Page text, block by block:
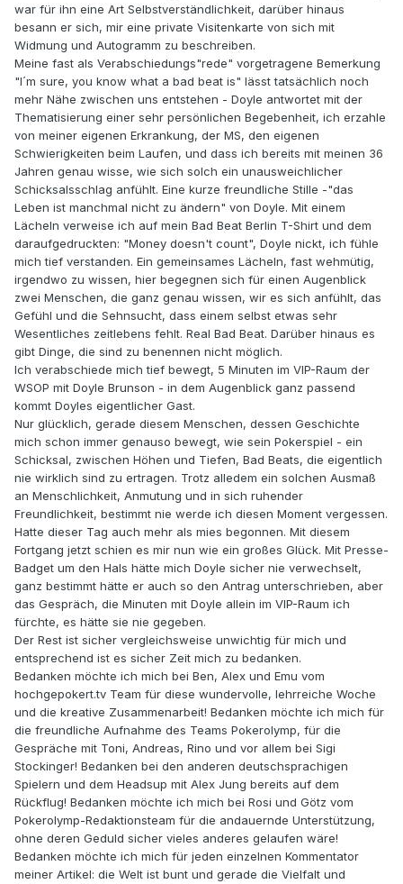
war für ihn eine Art Selbstverständlichkeit, darüber hinaus
besann er sich, mir eine private Visitenkarte von sich mit
Widmung und Autogramm zu beschreiben.
Meine fast als Verabschiedungs"rede" vorgetragene Bemerkung
"I´m sure, you know what a bad beat is" lässt tatsächlich noch
mehr Nähe zwischen uns entstehen - Doyle antwortet mit der
Thematisierung einer sehr persönlichen Begebenheit, ich erzahle
von meiner eigenen Erkrankung, der MS, den eigenen
Schwierigkeiten beim Laufen, und dass ich bereits mit meinen 36
Jahren genau wisse, wie sich solch ein unausweichlicher
Schicksalsschlag anfühlt. Eine kurze freundliche Stille -"das
Leben ist manchmal nicht zu ändern" von Doyle. Mit einem
Lächeln verweise ich auf mein Bad Beat Berlin T-Shirt und dem
daraufgedruckten: "Money doesn't count", Doyle nickt, ich fühle
mich tief verstanden. Ein gemeinsames Lächeln, fast wehmütig,
irgendwo zu wissen, hier begegnen sich für einen Augenblick
zwei Menschen, die ganz genau wissen, wir es sich anfühlt, das
Gefühl und die Sehnsucht, dass einem selbst etwas sehr
Wesentliches zeitlebens fehlt. Real Bad Beat. Darüber hinaus es
gibt Dinge, die sind zu benennen nicht möglich.
Ich verabschiede mich tief bewegt, 5 Minuten im VIP-Raum der
WSOP mit Doyle Brunson - in dem Augenblick ganz passend
kommt Doyles eigentlicher Gast.
Nur glücklich, gerade diesem Menschen, dessen Geschichte
mich schon immer genauso bewegt, wie sein Pokerspiel - ein
Schicksal, zwischen Höhen und Tiefen, Bad Beats, die eigentlich
nie wirklich sind zu ertragen. Trotz alledem ein solchen Ausmaß
an Menschlichkeit, Anmutung und in sich ruhender
Freundlichkeit, bestimmt nie werde ich diesen Moment vergessen.
Hatte dieser Tag auch mehr als mies begonnen. Mit diesem
Fortgang jetzt schien es mir nun wie ein großes Glück. Mit Presse-
Badget um den Hals hätte mich Doyle sicher nie verwechselt,
ganz bestimmt hätte er auch so den Antrag unterschrieben, aber
das Gespräch, die Minuten mit Doyle allein im VIP-Raum ich
fürchte, es hätte sie nie gegeben.
Der Rest ist sicher vergleichsweise unwichtig für mich und
entsprechend ist es sicher Zeit mich zu bedanken.
Bedanken möchte ich mich bei Ben, Alex und Emu vom
hochgepokert.tv Team für diese wundervolle, lehrreiche Woche
und die kreative Zusammenarbeit! Bedanken möchte ich mich für
die freundliche Aufnahme des Teams Pokerolymp, für die
Gespräche mit Toni, Andreas, Rino und vor allem bei Sigi
Stockinger! Bedanken bei den anderen deutschsprachigen
Spielern und dem Headsup mit Alex Jung bereits auf dem
Rückflug! Bedanken möchte ich mich bei Rosi und Götz vom
Pokerolymp-Redaktionsteam für die andauernde Unterstützung,
ohne deren Geduld sicher vieles anderes gelaufen wäre!
Bedanken möchte ich mich für jeden einzelnen Kommentator
meiner Artikel: die Welt ist bunt und gerade die Vielfalt und